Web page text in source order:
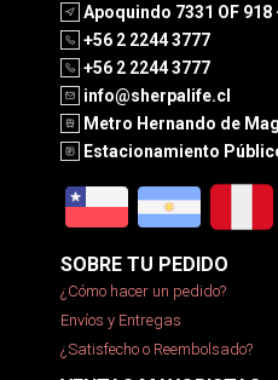
Apoquindo 7331 OF 918
+56 2 2244 3777
+56 2 2244 3777
info@sherpalife.cl
Metro Hernando de
Estacionamiento
SOBRE TU PEDIDO
¿Cómo hacer un pedido?
Envíos y Entregas
¿Satisfecho o Reembolsado?